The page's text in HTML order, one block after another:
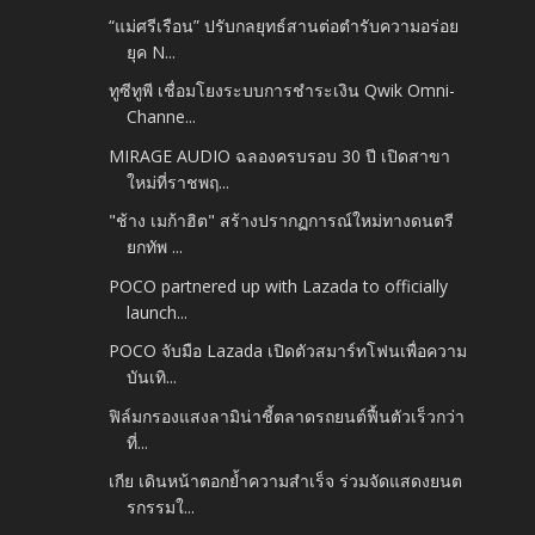
“แม่ศรีเรือน” ปรับกลยุทธ์สานต่อตำรับความอร่อย
ยุค N...
ทูซีทูพี เชื่อมโยงระบบการชำระเงิน Qwik Omni-
Channe...
MIRAGE AUDIO ฉลองครบรอบ 30 ปี เปิดสาขา
ใหม่ที่ราชพฤ...
"ช้าง เมก้าฮิต" สร้างปรากฏการณ์ใหม่ทางดนตรี
ยกทัพ ...
POCO partnered up with Lazada to officially
launch...
POCO จับมือ Lazada เปิดตัวสมาร์ทโฟนเพื่อความ
บันเทิ...
ฟิล์มกรองแสงลามิน่าชี้ตลาดรถยนต์ฟื้นตัวเร็วกว่า
ที่...
เกีย เดินหน้าตอกย้ำความสำเร็จ ร่วมจัดแสดงยนต
รกรรมใ...